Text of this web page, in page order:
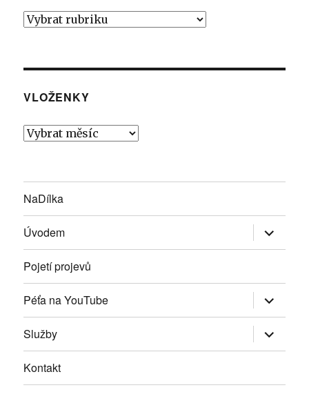
Rubrindy
VLOŽENKY
Vloženky
NaDílka
Úvodem Zobrazit
položky
Pojetí projevů
Péťa na YouTube Zobrazit
položky
Služby
Zobrazit
položky
Kontakt